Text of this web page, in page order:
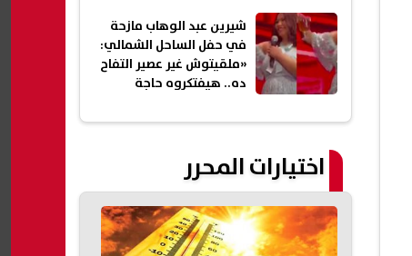
شيرين عبد الوهاب مازحة
في حفل الساحل الشمالي:
«ملقيتوش غير عصير التفاح
ده.. هيفتكروه حاجة
اختيارات المحرر